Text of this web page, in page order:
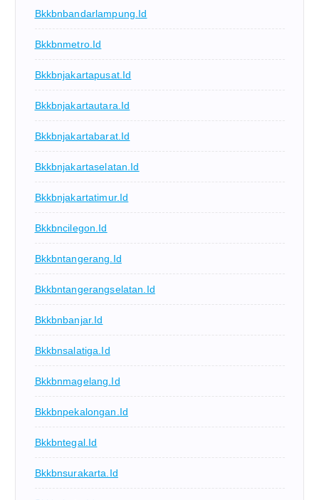
Bkkbnbandarlampung.id
Bkkbnmetro.id
Bkkbnjakartapusat.id
Bkkbnjakartautara.id
Bkkbnjakartabarat.id
Bkkbnjakartaselatan.id
Bkkbnjakartatimur.id
Bkkbncilegon.id
Bkkbntangerang.id
Bkkbntangerangselatan.id
Bkkbnbanjar.id
Bkkbnsalatiga.id
Bkkbnmagelang.id
Bkkbnpekalongan.id
Bkkbntegal.id
Bkkbnsurakarta.id